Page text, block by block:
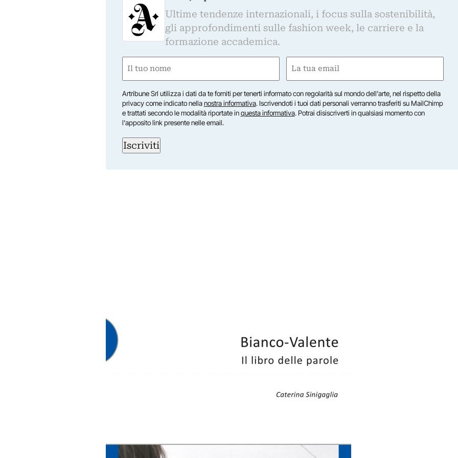
Ultime tendenze internazionali, i focus sulla sostenibilità,
gli approfondimenti sulle fashion week, le carriere e la
formazione accademica.
Nome
Nome
Email
Artribune Srl utilizza i dati da te forniti per tenerti informato con regolarità sul mondo dell'arte, nel rispetto della
privacy come indicato nellanostra informativa. Iscrivendoti i tuoi dati personali verranno trasferiti su MailChimp
e trattati secondo le modalità riportate inquesta informativa. Potrai disiscriverti in qualsiasi momento con
l'apposito link presente nelle email.
Iscriviti